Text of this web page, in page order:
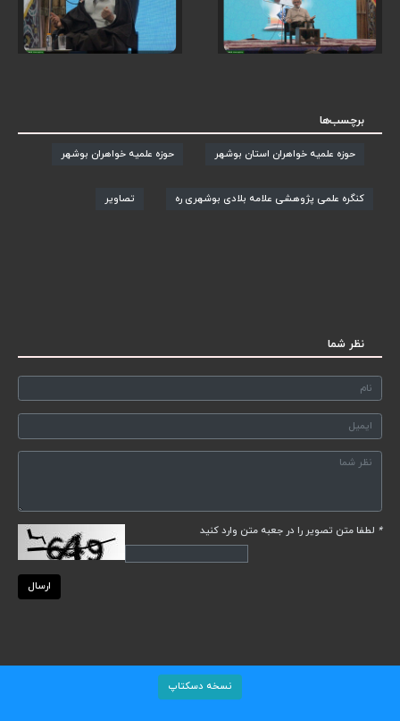
برچسب‌ها
حوزه علمیه خواهران استان بوشهر حوزه علمیه خواهران بوشهر
کنگره علمی پژوهشی علامه بلادی بوشهری ره تصاویر
نظر شما
* لطفا متن تصویر را در جعبه متن وارد کنید
ارسال
نسخه دسکتاپ